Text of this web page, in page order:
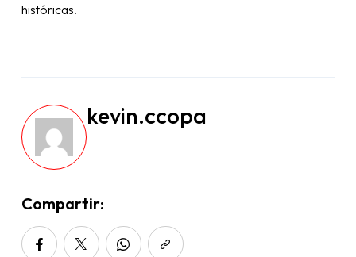
históricas.
kevin.ccopa
Compartir: